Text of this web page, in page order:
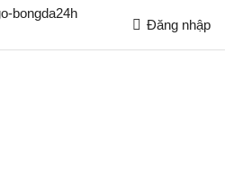
Đăng nhập